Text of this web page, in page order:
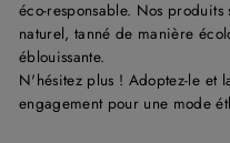
éco-responsable. Nos
naturel, tanné de manière
éblouissante.
N'hésitez plus ! Adoptez-le et
engagement pour une mode